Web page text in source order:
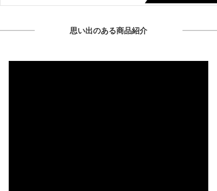
思い出のある商品紹介